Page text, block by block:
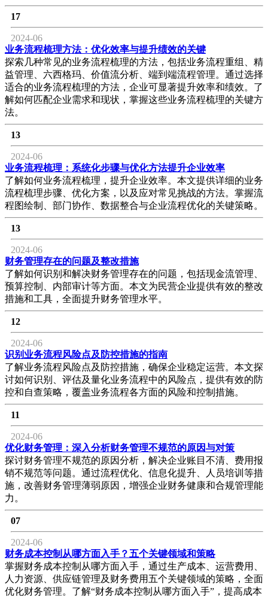
17
2024-06
业务流程梳理方法：优化效率与提升绩效的关键
探索几种常见的业务流程梳理的方法，包括业务流程重组、精
益管理、六西格玛、价值流分析、端到端流程管理。通过选择
适合的业务流程梳理的方法，企业可显著提升效率和绩效。了
解如何匹配企业需求和现状，掌握这些业务流程梳理的关键方
法。
13
2024-06
业务流程梳理：系统化步骤与优化方法提升企业效率
了解如何业务流程梳理，提升企业效率。本文提供详细的业务
流程梳理步骤、优化方案，以及应对常见挑战的方法。掌握流
程图绘制、部门协作、数据整合与企业流程优化的关键策略。
13
2024-06
财务管理存在的问题及整改措施
了解如何识别和解决财务管理存在的问题，包括现金流管理、
预算控制、内部审计等方面。本文为民营企业提供有效的整改
措施和工具，全面提升财务管理水平。
12
2024-06
识别业务流程风险点及防控措施的指南
了解业务流程风险点及防控措施，确保企业稳定运营。本文探
讨如何识别、评估及量化业务流程中的风险点，提供有效的防
控和自查策略，覆盖业务流程各方面的风险和控制措施。
11
2024-06
优化财务管理：深入分析财务管理不规范的原因与对策
探讨财务管理不规范的原因分析，解决企业账目不清、费用报
销不规范等问题。通过流程优化、信息化提升、人员培训等措
施，改善财务管理薄弱原因，增强企业财务健康和合规管理能
力。
07
2024-06
财务成本控制从哪方面入手？五个关键领域和策略
掌握财务成本控制从哪方面入手，通过生产成本、运营费用、
人力资源、供应链管理及财务费用五个关键领域的策略，全面
优化财务管理。了解“财务成本控制从哪方面入手”，提高成本